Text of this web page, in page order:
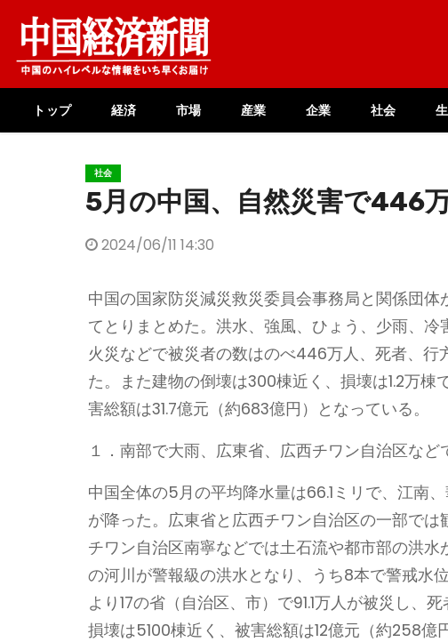
content
トップ 経済 市場 産業 企業 社会
社会
5月の中国、自然災害で446
2024/06/11 14:30
中国の国家防災減災救災委員会事務局と関係団
てとりまとめた。洪水、強風、ひょう、少雨、
火災などで被災者の数はのべ446万人、死者、
た。また建物の倒壊は300棟近く、損壊は1.2万
害総額は31.7億元（約683億円）となっている。
１．南部で大雨、広東省、広西チワン自治区など
中国全体の5月の平均降水量は66.1ミリで、江南
が降った。広東省と広西チワン自治区の一部で
チワン自治区南寧などでは土石流や都市部の洪
の河川が警報級の洪水となり、うち8本で警戒水
より17の省（自治区、市）で91.1万人が被災し、
損壊は5100棟近く、被害総額は12億元（約258億